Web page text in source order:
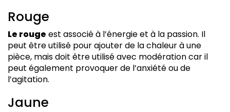
Rouge
Le rouge est associé à l’énergie et à la passion. Il
peut être utilisé pour ajouter de la chaleur à une
pièce, mais doit être utilisé avec modération car il
peut également provoquer de l’anxiété ou de
l’agitation.
Jaune